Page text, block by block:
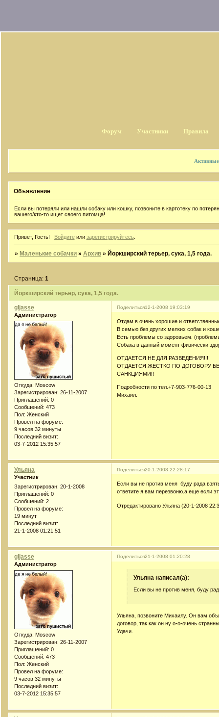
Форум Участники Правила
Объявление
Если вы потеряли или нашли собаку или кошку, позвоните в картотеку по
вашего/кто-то ищет своего питомца!
Привет, Гость! Войдитеили зарегистрируйтесь
» Маленькие собачки »Архив » Йоркширский терьер, сука, 1,5 года.
Йоркширский терьер, сука, 1,5 года.
Страница:1
Поделиться12-1-2008 19:03:19
gljasse
Администратор
Откуда: Moscow
Зарегистрирован: 26-11-2007
Приглашений: 0
Сообщений: 473
Пол: Женский
Провел на форуме:
9 часов 32 минуты
Последний визит:
03-7-2012 15:35:57
Отдам в очень хорошие и
В семью без других мелких собак и
Есть проблемы со здоровьем.
Собака в данный момент физически
ОТДАЕТСЯ НЕ ДЛЯ РАЗВЕДЕНИЯ!!!!
ОТДАЕТСЯ ЖЕСТКО ПО ДОГОВОРУ
САНКЦИЯМИ!!
Подробности по тел.+7-903-776-00-13
Михаил.
Поделиться20-1-2008 22:28:17
Ульяна
Участник
Зарегистрирован: 20-1-2008
Приглашений: 0
Сообщений: 2
Провел на форуме:
19 минут
Последний визит:
21-1-2008 01:21:51
Если вы не против меня буду рада
ответите я вам перезвоню.а еще если
Отредактировано Ульяна (20-1-2008
Поделиться21-1-2008 01:20:28
gljasse
Администратор
Откуда: Moscow
Зарегистрирован: 26-11-2007
Приглашений: 0
Сообщений: 473
Пол: Женский
Провел на форуме:
9 часов 32 минуты
Последний визит:
03-7-2012 15:35:57
Ульяна написал(а):
Если вы не против меня, буду
Ульяна, позвоните Михаилу. Он вам
договор, так как он ну о-о-очень
Удачи.